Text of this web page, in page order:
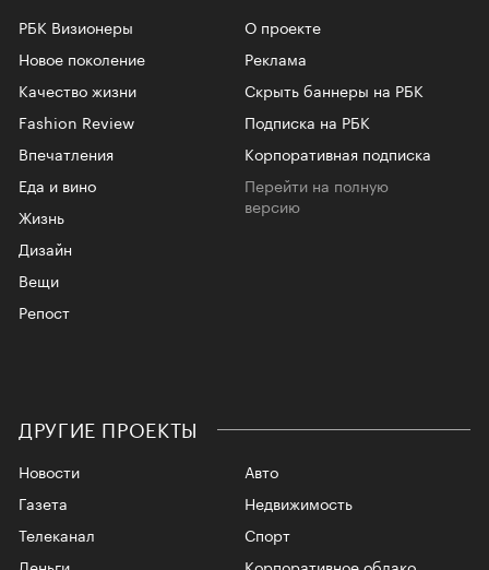
РБК Визионеры
Новое поколение
Качество жизни
Fashion Review
Впечатления
Еда и вино
Жизнь
Дизайн
Вещи
Репост
О проекте
Реклама
Скрыть баннеры на РБК
Подписка на РБК
Корпоративная подписка
Перейти на полную
версию
ДРУГИЕ ПРОЕКТЫ
Новости
Газета
Телеканал
Авто
Недвижимость
Спорт